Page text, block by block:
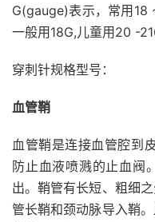
G(gauge)表示，常用18
一般用18G,儿童用20 -
穿刺针规格型号：
血管鞘
血管鞘是连接血管腔到
防止血液喷溅的止血阀
出。鞘管有长短、粗细
管长鞘和颈动脉导入鞘